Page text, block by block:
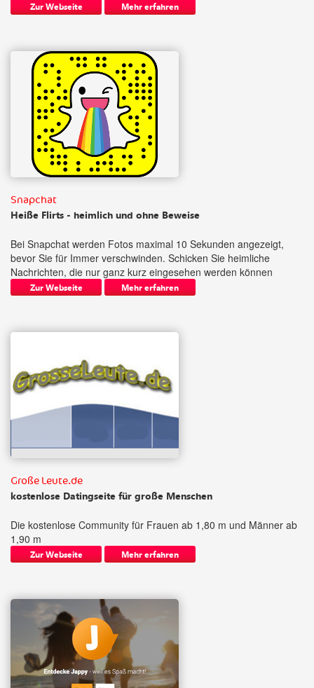
Zur Webseite Mehr erfahren
Snapchat
Heiße Flirts - heimlich und ohne Beweise
Bei Snapchat werden Fotos maximal 10 Sekunden angezeigt,
bevor Sie für Immer verschwinden. Schicken Sie heimliche
Nachrichten, die nur ganz kurz eingesehen werden können
Zur Webseite Mehr erfahren
Große Leute.de
kostenlose Datingseite für große Menschen
Die kostenlose Community für Frauen ab 1,80 m und Männer ab
1,90 m
Zur Webseite Mehr erfahren